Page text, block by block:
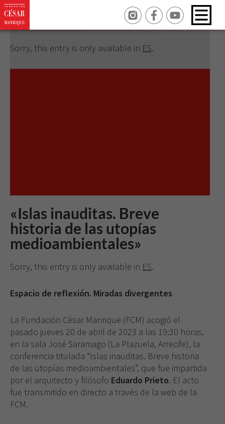
Sorry, this entry is only available in ES.
Revisar tus ajustes
«Islas inauditas. Breve
historia de las utopías
medioambientales»
Sorry, this entry is only available in ES.
Espacio de reflexión. Miradas divergentes
La Fundación César Manrique (FCM) acogió el
pasado jueves 20 de abril de 2023 a las 19:30 horas,
en la sala José Saramago (La Plazuela, Arrecife), la
conferencia titulada “Islas inauditas. Breve historia
de las utopías medioambientales”, que fue impartida
por el arquitecto y filósofo Eduardo Prieto. El acto
fue transmitido en directo a través de la web de la
FCM.